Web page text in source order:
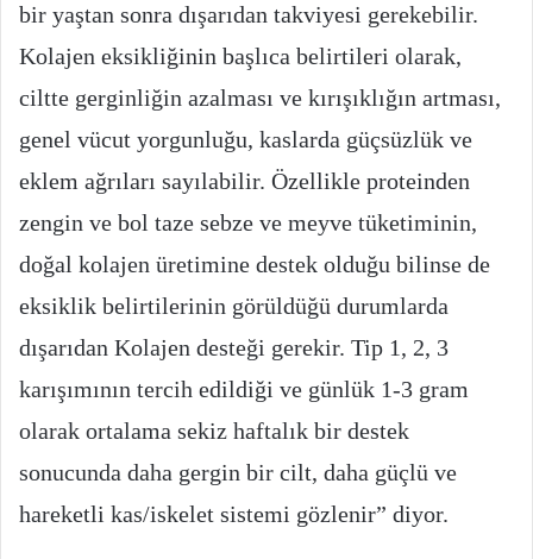
bir yaştan sonra dışarıdan takviyesi gerekebilir.
Kolajen eksikliğinin başlıca belirtileri olarak,
ciltte gerginliğin azalması ve kırışıklığın artması,
genel vücut yorgunluğu, kaslarda güçsüzlük ve
eklem ağrıları sayılabilir. Özellikle proteinden
zengin ve bol taze sebze ve meyve tüketiminin,
doğal kolajen üretimine destek olduğu bilinse de
eksiklik belirtilerinin görüldüğü durumlarda
dışarıdan Kolajen desteği gerekir. Tip 1, 2, 3
karışımının tercih edildiği ve günlük 1-3 gram
olarak ortalama sekiz haftalık bir destek
sonucunda daha gergin bir cilt, daha güçlü ve
hareketli kas/iskelet sistemi gözlenir” diyor.